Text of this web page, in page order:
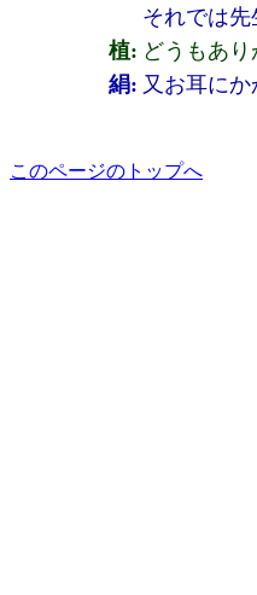
それでは
植: どうもあり
絹: 又お耳にか
このページのトップへ